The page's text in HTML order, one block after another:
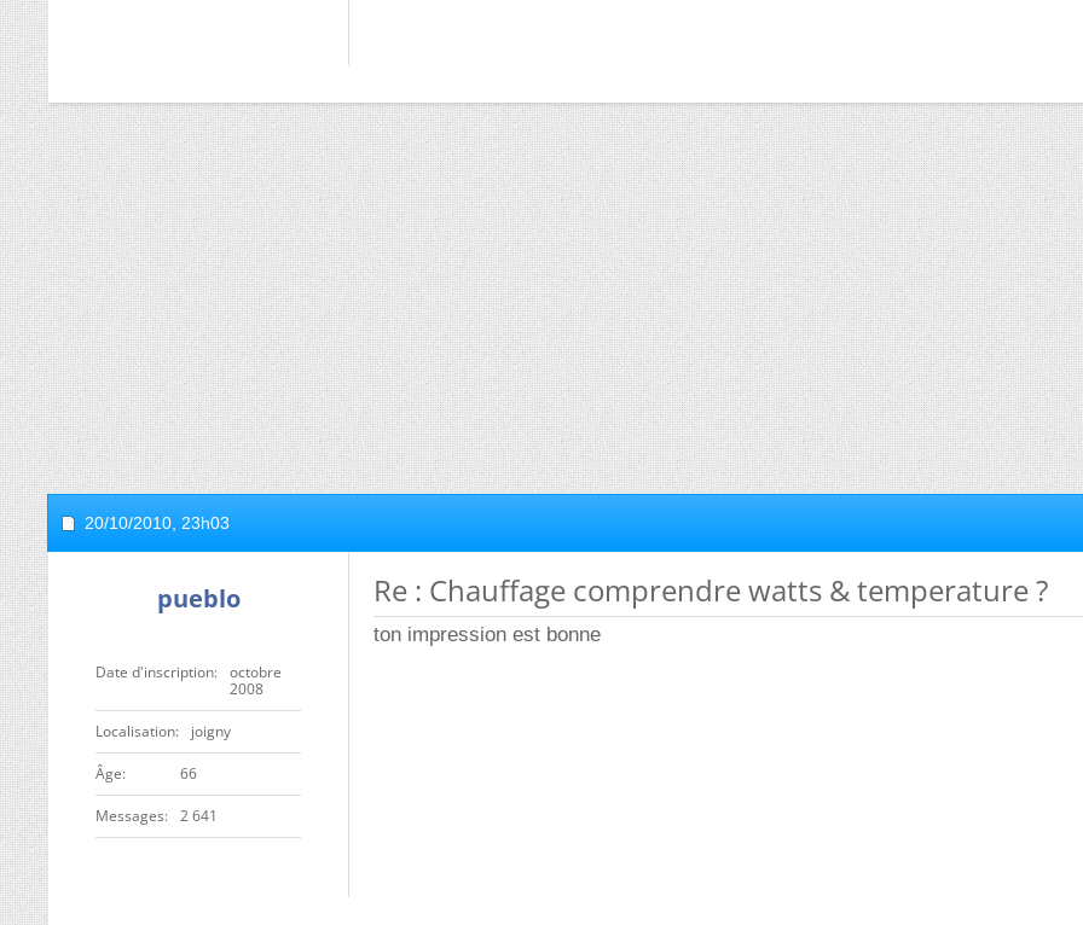
20/10/2010, 23h03
pueblo
Date d'inscription
octobre
2008
Localisation joigny
ge 66
Messages 2 641
Re : Chauffage comprendre watts & temperature ?
ton impression est bonne